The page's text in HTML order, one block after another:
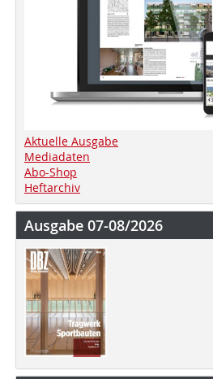
Aktuelle Ausgabe
Mediadaten
Abo-Shop
Heftarchiv
Ausgabe 07-08/2026